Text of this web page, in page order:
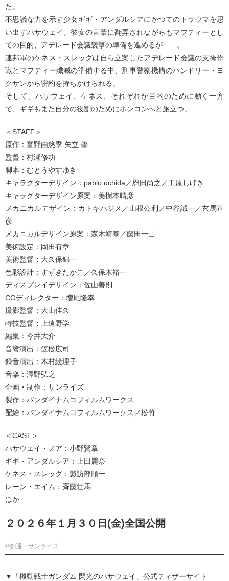
た。
不思議な力を示す少女ギギ・アンダルシアにかつてのトラウマを思
い出すハサウェイ。彼女の言葉に翻弄されながらもマフティーとし
ての目的、アデレード会議襲撃の準備を進めるが……。
連邦軍のケネス・スレッグは自ら立案したアデレード会議の支掩作
戦とマフティー殲滅の準備する中、刑事警察機構のハンドリー・ヨ
クサンから密約を持ちかけられる。
そして、ハサウェイ、ケネス、それぞれが目的のために動く一方
で、ギギもまた自分の役割のためにホンコンへと旅立つ。
＜STAFF＞
原作：富野由悠季 矢立 肇
監督：村瀬修功
脚本：むとうやすゆき
キャラクターデザイン：pablo uchida／恩田尚之／工原しげき
キャラクターデザイン原案：美樹本晴彦
メカニカルデザイン：カトキハジメ／山根公利／中谷誠一／玄馬宣
彦
メカニカルデザイン原案：森木靖泰／藤田一己
美術設定：岡田有章
美術監督：大久保錦一
色彩設計：すずきたかこ／久保木裕一
ディスプレイデザイン：佐山善則
CGディレクター：増尾隆幸
撮影監督：大山佳久
特技監督：上遠野学
編集：今井大介
音響演出：笠松広司
録音演出：木村絵理子
音楽：澤野弘之
企画・制作：サンライズ
製作：バンダイナムコフィルムワークス
配給：バンダイナムコフィルムワークス／松竹
＜CAST＞
ハサウェイ・ノア：小野賢章
ギギ・アンダルシア：上田麗奈
ケネス・スレッグ：諏訪部順一
レーン・エイム：斉藤壮馬
ほか
２０２６年１月３０日(金)全国公開
©創通・サンライズ
▼「機動戦士ガンダム 閃光のハサウェイ」公式ティザーサイト